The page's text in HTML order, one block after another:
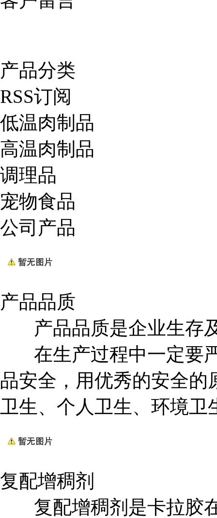
产品分类
RSS订阅
低温肉制品
高温肉制品
调理品
宠物食品
公司产品
产品品质
产品品质是企业生存
在生产过程中一定要
品安全，用优秀的安全
卫生、个人卫生、环境
复配增稠剂
复配增稠剂是卡拉胶